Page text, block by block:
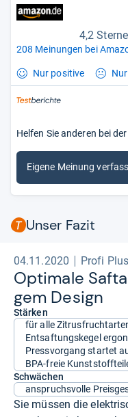
4,2 Sterne
208 Meinungen bei
Nur positive
Helfen Sie anderen bei
Eigene Meinung
Unser Fazit
04.11.2020 Profi
Opti­male
gem Design
Stärken
für alle
Entsaftungskegel
Pressvorgang startet
BPA-freie
Schwächen
anspruchsvolle
Sie müssen die